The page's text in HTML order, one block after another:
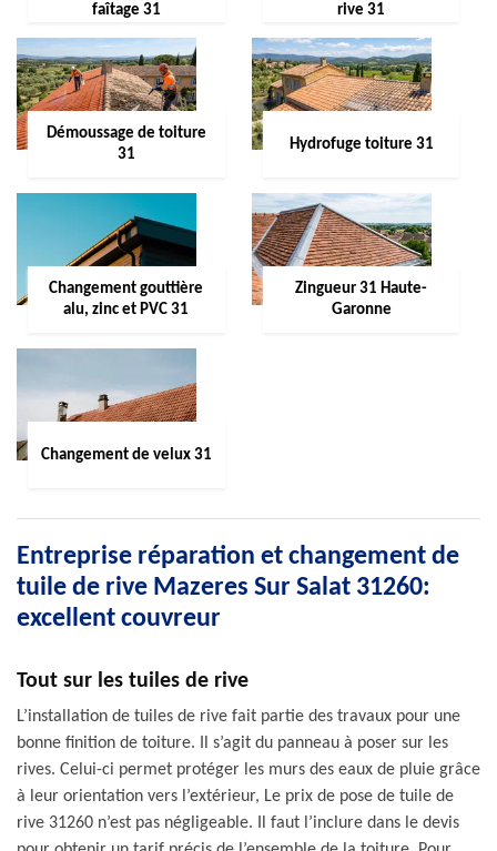
faîtage 31
rive 31
Démoussage de toiture
31
Hydrofuge toiture 31
Changement gouttière
alu, zinc et PVC 31
Zingueur 31 Haute-
Garonne
Changement de velux 31
Entreprise réparation et changement de
tuile de rive Mazeres Sur Salat 31260:
excellent couvreur
Tout sur les tuiles de rive
L’installation de tuiles de rive fait partie des travaux pour une
bonne finition de toiture. Il s’agit du panneau à poser sur les
rives. Celui-ci permet protéger les murs des eaux de pluie grâce
à leur orientation vers l’extérieur, Le prix de pose de tuile de
rive 31260 n’est pas négligeable. Il faut l’inclure dans le devis